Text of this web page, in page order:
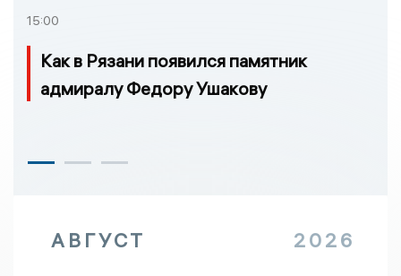
15:00
Как в Рязани появился памятник
адмиралу Федору Ушакову
АВГУСТ 2026